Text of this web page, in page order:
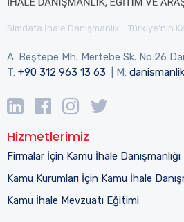
Simdata İhale Danışmanlık - Türkiye'nin
A: Beştepe Mh. Mertebe Sk. No:26
T: +90 312 963 13 63 | M:
Hizmetlerimiz
Firmalar İçin Kamu İhale Danışmanlığı
Kamu Kurumları İçin Kamu İhale
Kamu İhale Mevzuatı Eğitimi